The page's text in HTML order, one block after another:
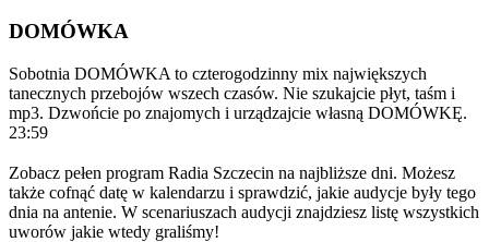
DOMÓWKA
Sobotnia DOMÓWKA to czterogodzinny mix największych
tanecznych przebojów wszech czasów. Nie szukajcie płyt, taśm i
mp3. Dzwońcie po znajomych i urządzajcie własną DOMÓWKĘ.
23:59
Zobacz pełen program Radia Szczecin na najbliższe dni. Możesz
także cofnąć datę w kalendarzu i sprawdzić, jakie audycje były tego
dnia na antenie. W scenariuszach audycji znajdziesz listę wszystkich
uworów jakie wtedy graliśmy!